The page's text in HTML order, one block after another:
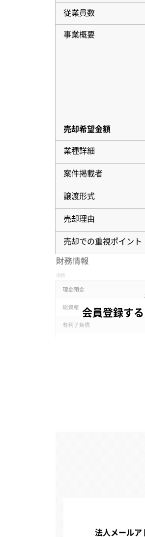
従業員数
事業概要
売却希望金額
業種詳細
案件掲載者
譲渡形式
売却理由
売却での重視ポイント
法人メールア